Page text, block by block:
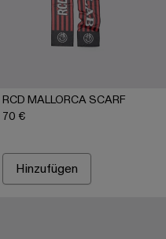
RCD MALLORCA SCARF
70 €
Hinzufügen